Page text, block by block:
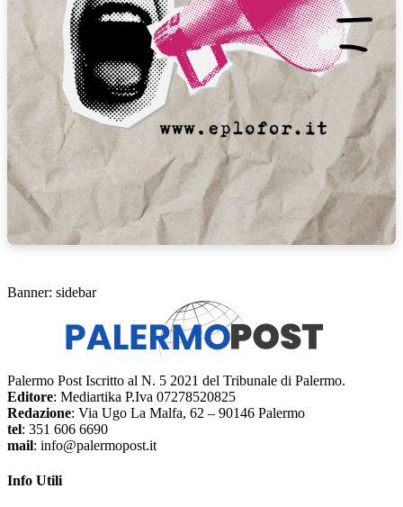
Banner: sidebar
Palermo Post Iscritto al N. 5 2021 del Tribunale di Palermo.
Editore: Mediartika P.Iva 07278520825
Redazione: Via Ugo La Malfa, 62 – 90146 Palermo
tel: 351 606 6690
mail: info@palermopost.it
Info Utili